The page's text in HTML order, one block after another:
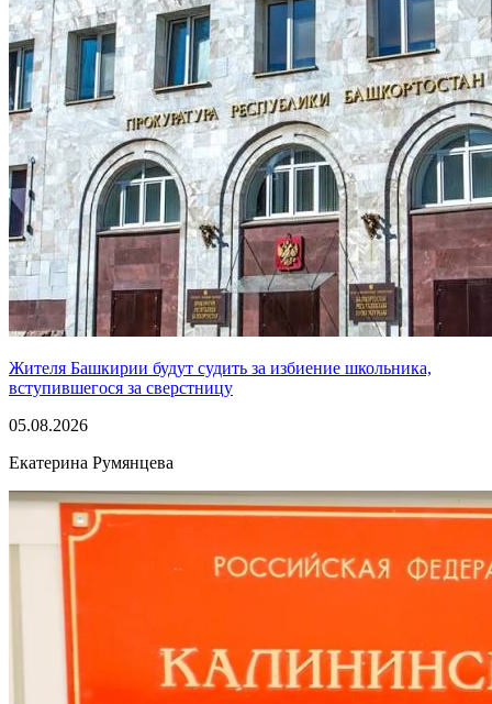
Жителя Башкирии будут судить за избиение школьника,
вступившегося за сверстницу
05.08.2026
Екатерина Румянцева